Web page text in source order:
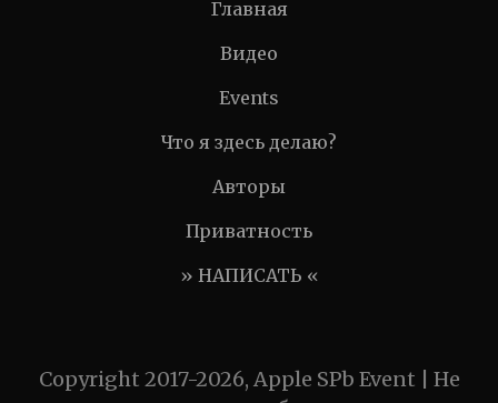
Главная
Видео
Events
Что я здесь делаю?
Авторы
Приватность
» НАПИСАТЬ «
Copyright 2017-2026, Apple SPb Event | Не